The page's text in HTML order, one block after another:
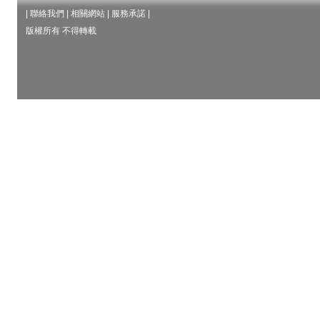
聯絡我們 相關網站 服務承諾
版權所有 不得轉載